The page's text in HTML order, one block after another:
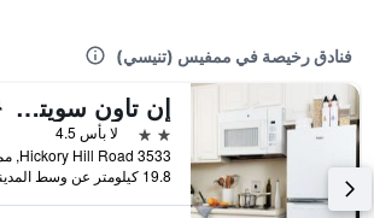
فنادق رخيصة في ممفيس (تنيسي)
إن تاون سويتس إكستنديد ستاي ميمفيس تسانت - هيكوري هيل رود
2 نجمتين
لا بأس 4.5
19.8 كيلومتر عن وسط المدينة